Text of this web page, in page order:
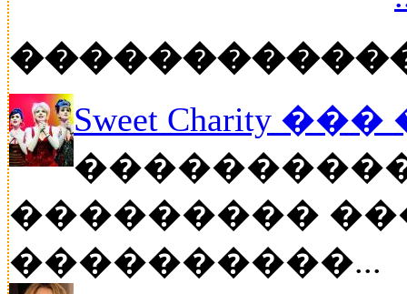
Sweet Charity
���������
����������...